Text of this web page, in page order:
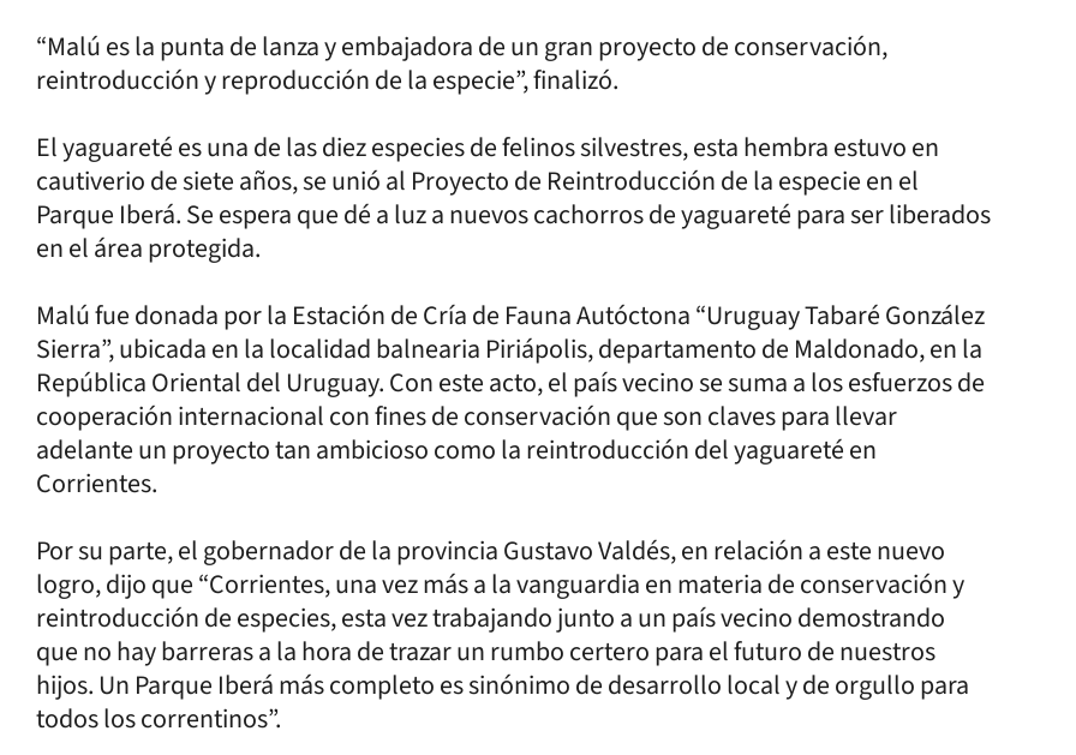
“Malú es la punta de lanza y embajadora de un gran proyecto de conservación,
reintroducción y reproducción de la especie”, finalizó.
El yaguareté es una de las diez especies de felinos silvestres, esta hembra estuvo en
cautiverio de siete años, se unió al Proyecto de Reintroducción de la especie en el
Parque Iberá. Se espera que dé a luz a nuevos cachorros de yaguareté para ser liberados
en el área protegida.
Malú fue donada por la Estación de Cría de Fauna Autóctona “Uruguay Tabaré González
Sierra”, ubicada en la localidad balnearia Piriápolis, departamento de Maldonado, en la
República Oriental del Uruguay. Con este acto, el país vecino se suma a los esfuerzos de
cooperación internacional con fines de conservación que son claves para llevar
adelante un proyecto tan ambicioso como la reintroducción del yaguareté en
Corrientes.
Por su parte, el gobernador de la provincia Gustavo Valdés, en relación a este nuevo
logro, dijo que “Corrientes, una vez más a la vanguardia en materia de conservación y
reintroducción de especies, esta vez trabajando junto a un país vecino demostrando
que no hay barreras a la hora de trazar un rumbo certero para el futuro de nuestros
hijos. Un Parque Iberá más completo es sinónimo de desarrollo local y de orgullo para
todos los correntinos”.